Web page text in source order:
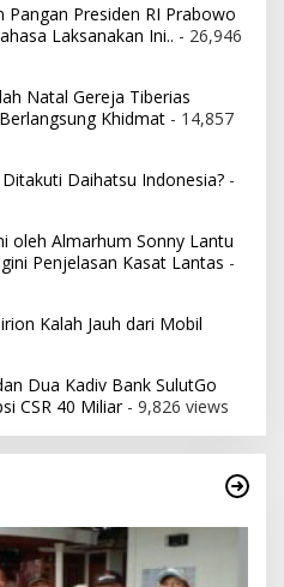
Presiden RI Prabowo
Laksanakan Ini.. - 26,946
Natal Gereja Tiberias
Khidmat - 14,857
Daihatsu Indonesia? -
oleh Almarhum Sonny Lantu
Penjelasan Kasat Lantas -
Kalah Jauh dari Mobil
Dua Kadiv Bank SulutGo
CSR 40 Miliar- 9,826 views